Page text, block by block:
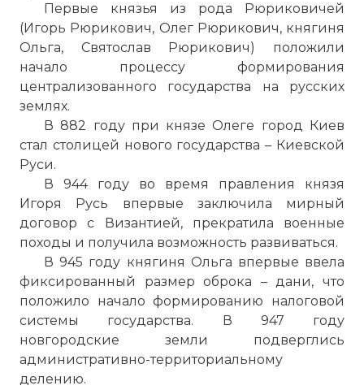
Первые князья из рода Рюриковичей
(Игорь Рюрикович, Олег Рюрикович, княгиня
Ольга, Святослав Рюрикович) положили
начало процессу формирования
централизованного государства на русских
землях.
В 882 году при князе Олеге город Киев
стал столицей нового государства – Киевской
Руси.
В 944 году во время правления князя
Игоря Русь впервые заключила мирный
договор с Византией, прекратила военные
походы и получила возможность развиваться.
В 945 году княгиня Ольга впервые ввела
фиксированный размер оброка – дани, что
положило начало формированию налоговой
системы государства. В 947 году
новгородские земли подверглись
административно-территориальному
делению.